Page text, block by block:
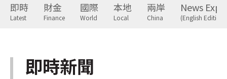
即時
Latest
財金
Finance
國際
World
本地
Local
兩岸
China
News
(English Edition)
即時新聞